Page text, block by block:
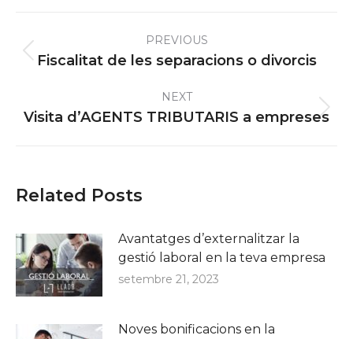
navigationPREVIOUS
Previous
Fiscalitat de les separacions o divorcis
NEXT
Next
Visita d’AGENTS TRIBUTARIS a empreses
Related Posts
Avantatges d’externalitzar la
gestió laboral en la teva empresa
setembre 21, 2023
Noves bonificacions en la